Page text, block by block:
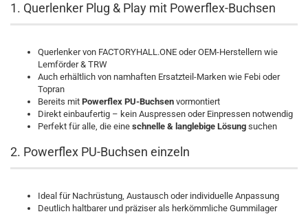
1. Querlenker Plug & Play mit Powerflex-Buchsen
Querlenker von FACTORYHALL.ONE oder OEM-Herstellern wie
Lemförder & TRW
Auch erhältlich von namhaften Ersatzteil-Marken wie Febi oder
Topran
Bereits mit Powerflex PU-Buchsen vormontiert
Direkt einbaufertig – kein Auspressen oder Einpressen notwendig
Perfekt für alle, die eine schnelle & langlebige Lösung suchen
2. Powerflex PU-Buchsen einzeln
Ideal für Nachrüstung, Austausch oder individuelle Anpassung
Deutlich haltbarer und präziser als herkömmliche Gummilager